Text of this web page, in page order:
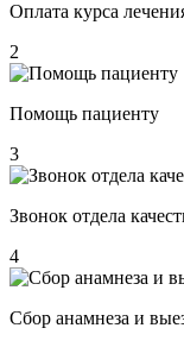
Оплата курса
2
Помощь пациенту
3
Звонок отдела
4
Сбор анамнеза и